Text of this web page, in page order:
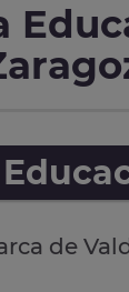
de